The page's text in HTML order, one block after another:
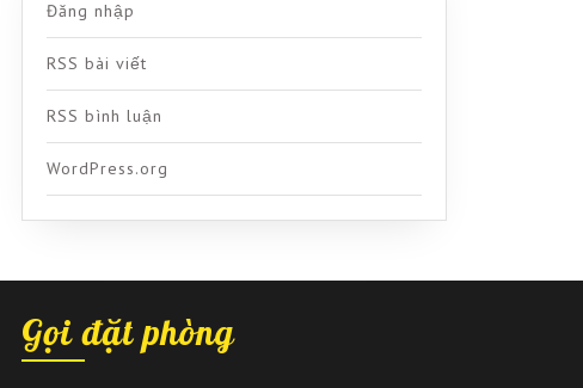
Đăng nhập
RSS bài viết
RSS bình luận
WordPress.org
Gọi đặt phòng